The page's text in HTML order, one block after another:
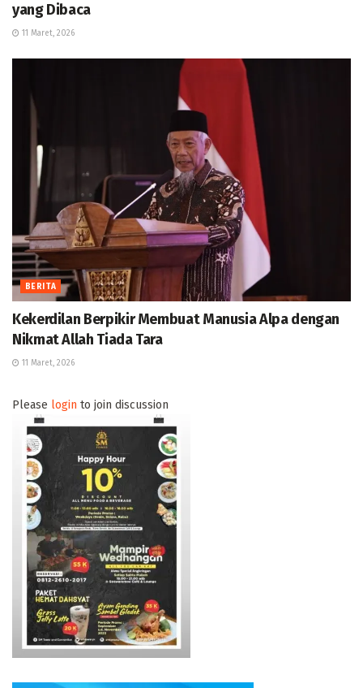
yang Dibaca
11 Maret, 2026
BERITA
Kekerdilan Berpikir Membuat Manusia Alpa dengan
Nikmat Allah Tiada Tara
11 Maret, 2026
Please login to join discussion